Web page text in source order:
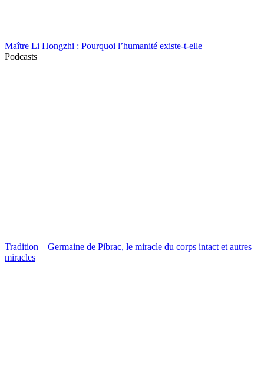
Maître Li Hongzhi : Pourquoi l’humanité existe-t-elle
Podcasts
Tradition – Germaine de Pibrac, le miracle du corps intact et autres
miracles